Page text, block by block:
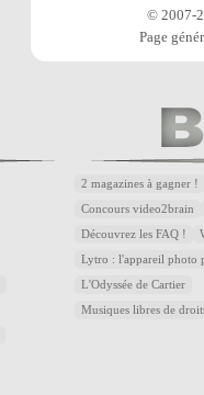
© 2007-
Page
2 magazines à gagner !
Concours video2brain
Découvrez les FAQ !
Lytro : l'appareil photo
L'Odyssée de Cartier
Musiques libres de